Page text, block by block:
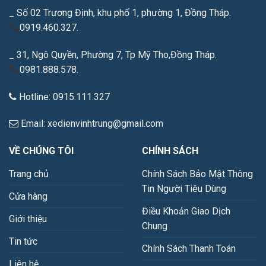
_ Số 02 Trương Định, khu phố 1, phường 1, Đồng Tháp.
0919.460.327.
_ 31, Ngô Quyền, Phường 7, Tp Mỹ Tho,Đồng Tháp.
0981.888.578.
Hotline: 0915.111.327
Email: xedienvinhtrung@gmail.com
VỀ CHÚNG TÔI
Trang chủ
Cửa hàng
Giới thiệu
Tin tức
CHÍNH SÁCH
Chính Sách Bảo Mật Thông
Tin Người Tiêu Dùng
Điều Khoản Giao Dịch
Chung
Chính Sách Thanh Toán